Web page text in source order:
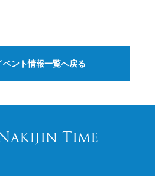
ベント情報一覧へ戻る
Time